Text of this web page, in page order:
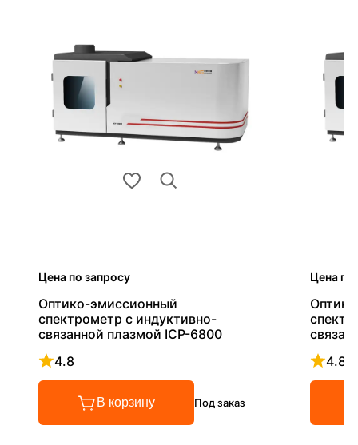
Цена по запросу
Оптико-эмиссионный
спектрометр с индуктивно-
связанной плазмой ICP-6800
4.8
Рейтинг 4.8 из 5
В корзину Под заказ
Цена по
4.8